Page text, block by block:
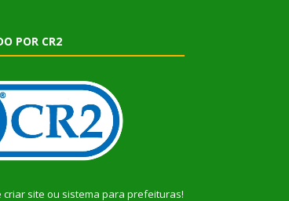
POR CR2
criar site ou sistema para prefeituras!